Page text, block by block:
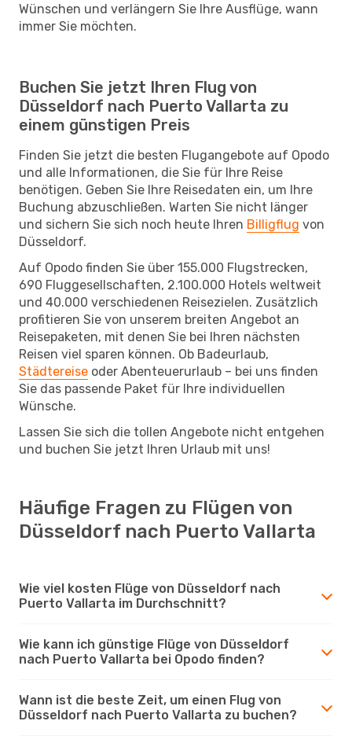
Wünschen und verlängern Sie Ihre Ausflüge, wann
immer Sie möchten.
Buchen Sie jetzt Ihren Flug von
Düsseldorf nach Puerto Vallarta zu
einem günstigen Preis
Finden Sie jetzt die besten Flugangebote auf Opodo
und alle Informationen, die Sie für Ihre Reise
benötigen. Geben Sie Ihre Reisedaten ein, um Ihre
Buchung abzuschließen. Warten Sie nicht länger
und sichern Sie sich noch heute Ihren Billigflug von
Düsseldorf.
Auf Opodo finden Sie über 155.000 Flugstrecken,
690 Fluggesellschaften, 2.100.000 Hotels weltweit
und 40.000 verschiedenen Reisezielen. Zusätzlich
profitieren Sie von unserem breiten Angebot an
Reisepaketen, mit denen Sie bei Ihren nächsten
Reisen viel sparen können. Ob Badeurlaub,
Städtereise oder Abenteuerurlaub – bei uns finden
Sie das passende Paket für Ihre individuellen
Wünsche.
Lassen Sie sich die tollen Angebote nicht entgehen
und buchen Sie jetzt Ihren Urlaub mit uns!
Häufige Fragen zu Flügen von
Düsseldorf nach Puerto Vallarta
Wie viel kosten Flüge von Düsseldorf nach
Puerto Vallarta im Durchschnitt?
Wie kann ich günstige Flüge von Düsseldorf
nach Puerto Vallarta bei Opodo finden?
Wann ist die beste Zeit, um einen Flug von
Düsseldorf nach Puerto Vallarta zu buchen?